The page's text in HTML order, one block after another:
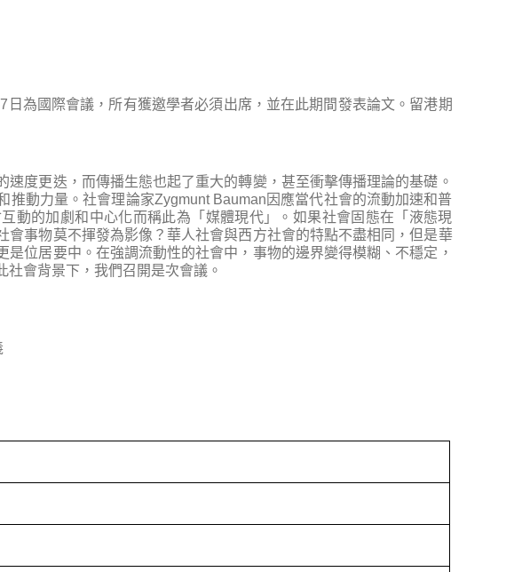
為國際會議，所有獲邀學者必須出席，並在此期間發表論文。留港期
度更迭，而傳播生態也起了重大的轉變，甚至衝擊傳播理論的基礎。
動力量。社會理論家Zygmunt Bauman因應當代社會的流動加速和普
動的加劇和中心化而稱此為「媒體現代」。如果社會固態在「液態現
事物莫不揮發為影像？華人社會與西方社會的特點不盡相同，但是華
位居要中。在強調流動性的社會中，事物的邊界變得模糊、不穩定，
會背景下，我們召開是次會議。